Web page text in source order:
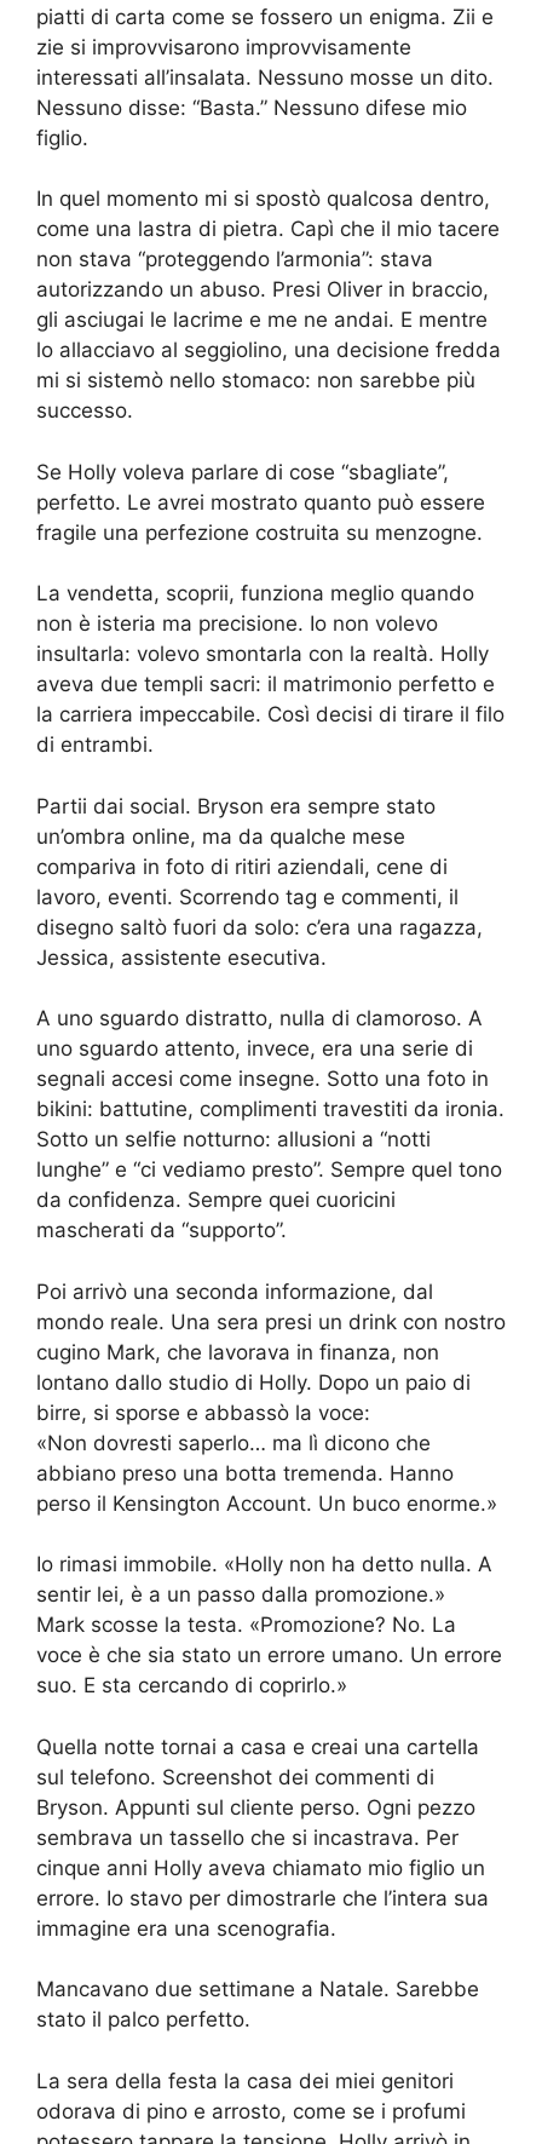
piatti di carta come se fossero un enigma. Zii e
zie si improvvisarono improvvisamente
interessati all’insalata. Nessuno mosse un dito.
Nessuno disse: “Basta.” Nessuno difese mio
figlio.
In quel momento mi si spostò qualcosa dentro,
come una lastra di pietra. Capì che il mio tacere
non stava “proteggendo l’armonia”: stava
autorizzando un abuso. Presi Oliver in braccio,
gli asciugai le lacrime e me ne andai. E mentre
lo allacciavo al seggiolino, una decisione fredda
mi si sistemò nello stomaco: non sarebbe più
successo.
Se Holly voleva parlare di cose “sbagliate”,
perfetto. Le avrei mostrato quanto può essere
fragile una perfezione costruita su menzogne.
La vendetta, scoprii, funziona meglio quando
non è isteria ma precisione. Io non volevo
insultarla: volevo smontarla con la realtà. Holly
aveva due templi sacri: il matrimonio perfetto e
la carriera impeccabile. Così decisi di tirare il filo
di entrambi.
Partii dai social. Bryson era sempre stato
un’ombra online, ma da qualche mese
compariva in foto di ritiri aziendali, cene di
lavoro, eventi. Scorrendo tag e commenti, il
disegno saltò fuori da solo: c’era una ragazza,
Jessica, assistente esecutiva.
A uno sguardo distratto, nulla di clamoroso. A
uno sguardo attento, invece, era una serie di
segnali accesi come insegne. Sotto una foto in
bikini: battutine, complimenti travestiti da ironia.
Sotto un selfie notturno: allusioni a “notti
lunghe” e “ci vediamo presto”. Sempre quel tono
da confidenza. Sempre quei cuoricini
mascherati da “supporto”.
Poi arrivò una seconda informazione, dal
mondo reale. Una sera presi un drink con nostro
cugino Mark, che lavorava in finanza, non
lontano dallo studio di Holly. Dopo un paio di
birre, si sporse e abbassò la voce:
«Non dovresti saperlo… ma lì dicono che
abbiano preso una botta tremenda. Hanno
perso il Kensington Account. Un buco enorme.»
Io rimasi immobile. «Holly non ha detto nulla. A
sentir lei, è a un passo dalla promozione.»
Mark scosse la testa. «Promozione? No. La
voce è che sia stato un errore umano. Un errore
suo. E sta cercando di coprirlo.»
Quella notte tornai a casa e creai una cartella
sul telefono. Screenshot dei commenti di
Bryson. Appunti sul cliente perso. Ogni pezzo
sembrava un tassello che si incastrava. Per
cinque anni Holly aveva chiamato mio figlio un
errore. Io stavo per dimostrarle che l’intera sua
immagine era una scenografia.
Mancavano due settimane a Natale. Sarebbe
stato il palco perfetto.
La sera della festa la casa dei miei genitori
odorava di pino e arrosto, come se i profumi